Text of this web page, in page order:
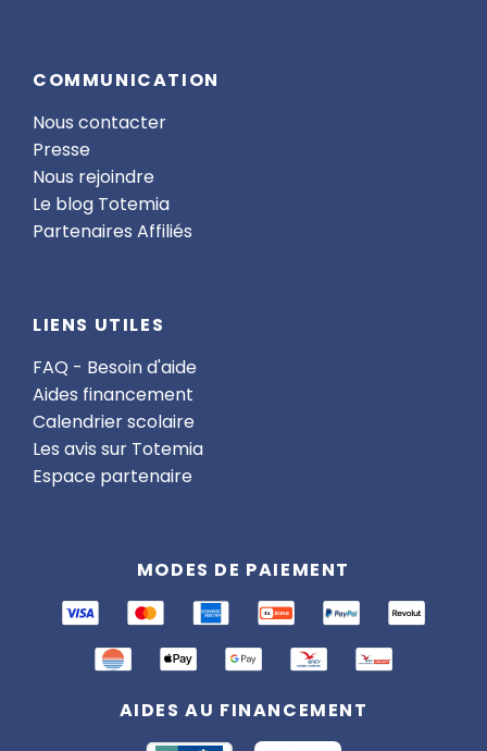
COMMUNICATION
Nous contacter
Presse
Nous rejoindre
Le blog Totemia
Partenaires Affiliés
LIENS UTILES
FAQ - Besoin d'aide
Aides financement
Calendrier scolaire
Les avis sur Totemia
Espace partenaire
MODES DE PAIEMENT
AIDES AU FINANCEMENT